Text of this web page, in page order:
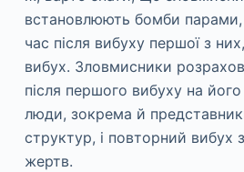
встановлюють бомби
час після вибуху першої з
вибух. Зловмисники
після першого вибуху на його
люди, зокрема й
структур, і повторний вибух
жертв.